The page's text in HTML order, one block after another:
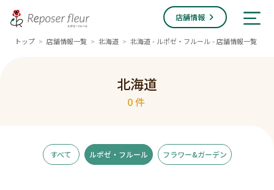
店舗情報
トップ > 店舗情報一覧 > 北海道 > 北海道 - ルポゼ・フルール - 店舗情報一覧
北海道
0件
すべて ルポゼ・フルール フラワー&ガーデン